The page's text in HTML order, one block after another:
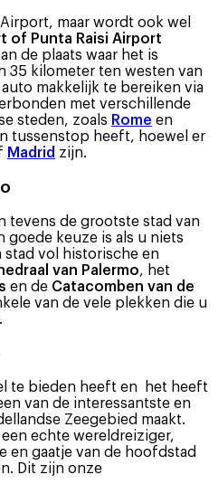
maar wordt ook wel
of Punta Raisi Airport
de plaats waar het is
35 kilometer ten westen van
auto makkelijk te bereiken via
met verschillende
steden, zoals Rome en
tussenstop heeft, hoewel er
Madrid zijn.
tevens de grootste stad van
goede keuze is als u niets
stad vol historische en
van Palermo, het
en de Catacomben van de
van de vele plekken die u
te bieden heeft en het heeft
van de interessantste en
Zeegebied maakt.
echte wereldreiziger,
en gaatje van de hoofdstad
Dit zijn onze